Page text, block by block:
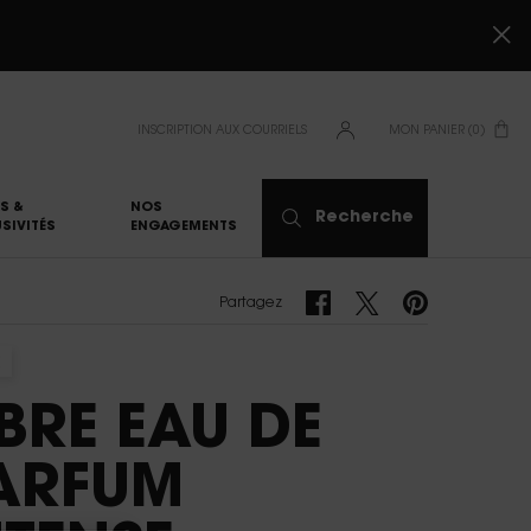
INSCRIPTION AUX COURRIELS MON PANIER 0
0 PRODUCT IN CART
&
NOS
ENGAGEMENTS
Recherche
Partagez Partagez Facebook
Partagez Twitter
Partagez Pinterest
EAU DE